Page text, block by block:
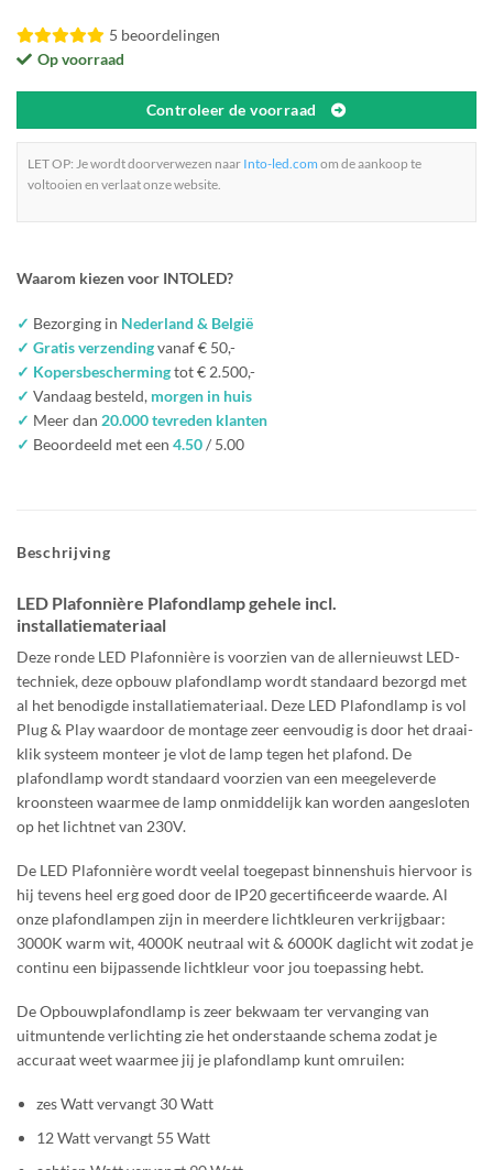
5 beoordelingen
Op voorraad
Controleer de voorraad
LET OP: Je wordt doorverwezen naar Into-led.com om de aankoop te
voltooien en verlaat onze website.
Waarom kiezen voor INTOLED?
✓ Bezorging in Nederland & België
✓ Gratis verzendingvanaf € 50,-
✓ Kopersbeschermingtot € 2.500,-
✓ Vandaag besteld, morgen in huis
✓ Meer dan 20.000 tevreden klanten
✓ Beoordeeld met een 4.50/ 5.00
Beschrijving
LED Plafonnière Plafondlamp gehele incl.
installatiemateriaal
Deze ronde LED Plafonnière is voorzien van de allernieuwst LED-
techniek, deze opbouw plafondlamp wordt standaard bezorgd met
al het benodigde installatiemateriaal. Deze LED Plafondlamp is vol
Plug & Play waardoor de montage zeer eenvoudig is door het draai-
klik systeem monteer je vlot de lamp tegen het plafond. De
plafondlamp wordt standaard voorzien van een meegeleverde
kroonsteen waarmee de lamp onmiddelijk kan worden aangesloten
op het lichtnet van 230V.
De LED Plafonnière wordt veelal toegepast binnenshuis hiervoor is
hij tevens heel erg goed door de IP20 gecertificeerde waarde. Al
onze plafondlampen zijn in meerdere lichtkleuren verkrijgbaar:
3000K warm wit, 4000K neutraal wit & 6000K daglicht wit zodat je
continu een bijpassende lichtkleur voor jou toepassing hebt.
De Opbouwplafondlamp is zeer bekwaam ter vervanging van
uitmuntende verlichting zie het onderstaande schema zodat je
accuraat weet waarmee jij je plafondlamp kunt omruilen:
zes Watt vervangt 30 Watt
12 Watt vervangt 55 Watt